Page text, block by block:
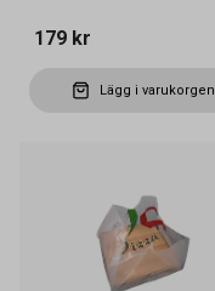
179 kr
Lägg i varukorgen